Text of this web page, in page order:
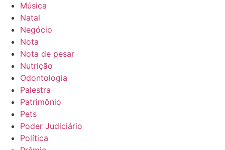
Música
Natal
Negócio
Nota
Nota de pesar
Nutrição
Odontologia
Palestra
Patrimônio
Pets
Poder Judiciário
Política